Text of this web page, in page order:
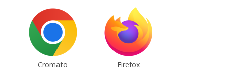
Cromato Firefox